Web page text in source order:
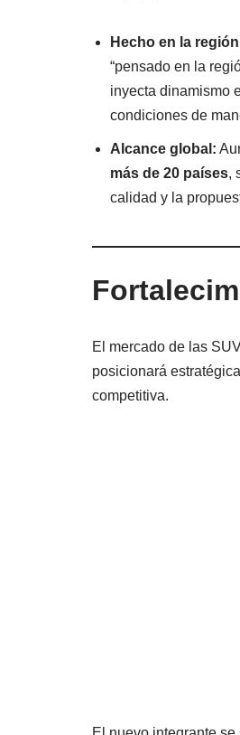
Hecho en la
“pensado en la
inyecta dinamismo
condiciones de
Alcance global:
más de 20 países,
calidad y la
El mercado de las
posicionará
competitiva.